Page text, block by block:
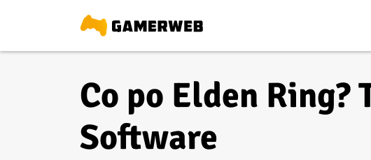
Co po Elden Ring?
Software